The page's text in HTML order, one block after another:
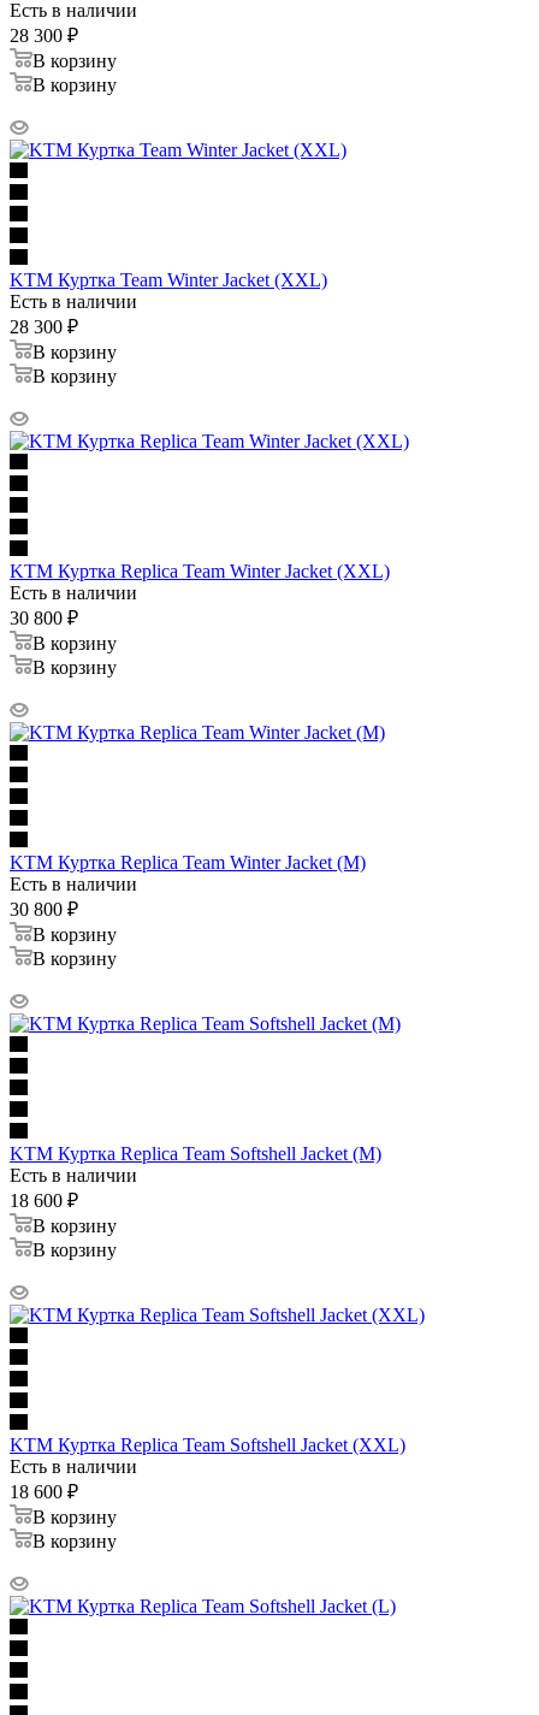
Есть в наличии
28 300 ₽
В корзину
В корзину
KTM Куртка Team Winter Jacket (XXL)
Есть в наличии
28 300 ₽
В корзину
В корзину
KTM Куртка Replica Team Winter Jacket (XXL)
Есть в наличии
30 800 ₽
В корзину
В корзину
KTM Куртка Replica Team Winter Jacket (M)
Есть в наличии
30 800 ₽
В корзину
В корзину
KTM Куртка Replica Team Softshell Jacket (M)
Есть в наличии
18 600 ₽
В корзину
В корзину
KTM Куртка Replica Team Softshell Jacket (XXL)
Есть в наличии
18 600 ₽
В корзину
В корзину